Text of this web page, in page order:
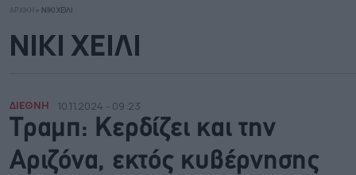
ΑΡΧΙΚΗ » ΝΙΚΙ ΧΕΙΛΙ
ΝΙΚΙ ΧΕΙΛΙ
ΔΙΕΘΝΗ 10.11.2024 - 09:23
Tραμπ: Κερδίζει και την
Αριζόνα, εκτός κυβέρνησης